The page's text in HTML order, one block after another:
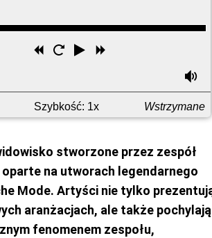
Odtwórz
Uruchom
Przewiń
przodu
Szybkość: 1x Wstrzymane
stworzone przez zespół
oparte na utworach legendarnego
Mode. Artyści nie tylko
aranżacjach, ale także pochylają
fenomenem zespołu,